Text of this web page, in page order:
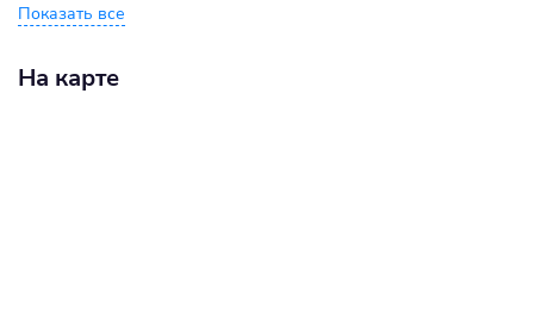
Показать все
На карте